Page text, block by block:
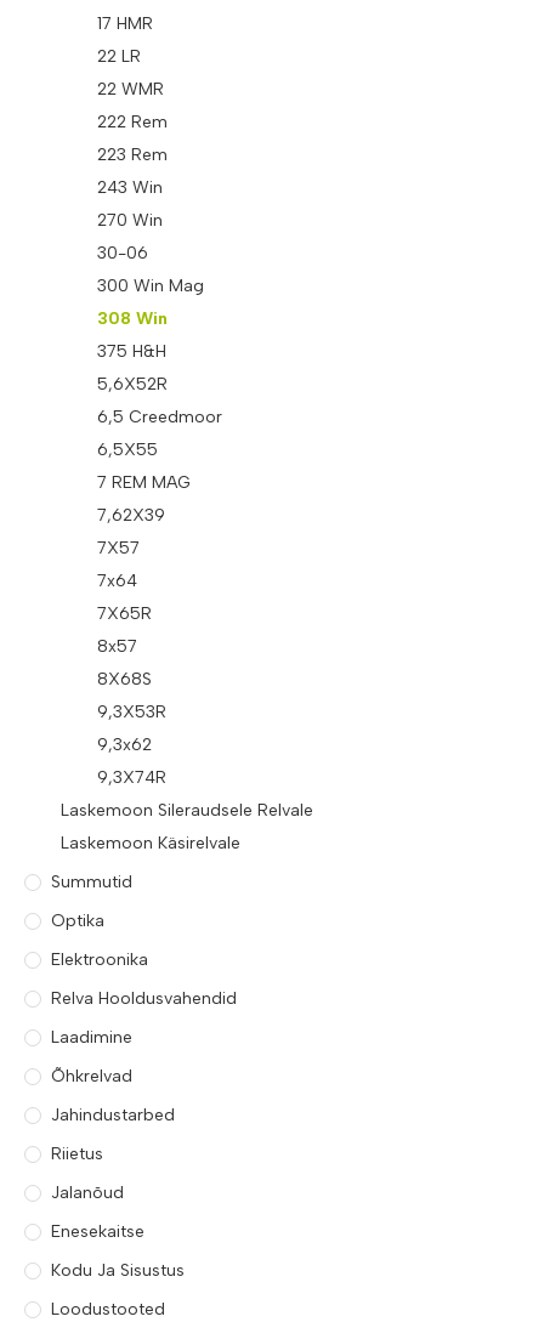
17 HMR
22 LR
22 WMR
222 Rem
223 Rem
243 Win
270 Win
30-06
300 Win Mag
308 Win
375 H&H
5,6X52R
6,5 Creedmoor
6,5X55
7 REM MAG
7,62X39
7X57
7x64
7X65R
8x57
8X68S
9,3X53R
9,3x62
9,3X74R
Laskemoon Sileraudsele Relvale
Laskemoon Käsirelvale
Summutid
Optika
Elektroonika
Relva Hooldusvahendid
Laadimine
Õhkrelvad
Jahindustarbed
Riietus
Jalanõud
Enesekaitse
Kodu Ja Sisustus
Loodustooted